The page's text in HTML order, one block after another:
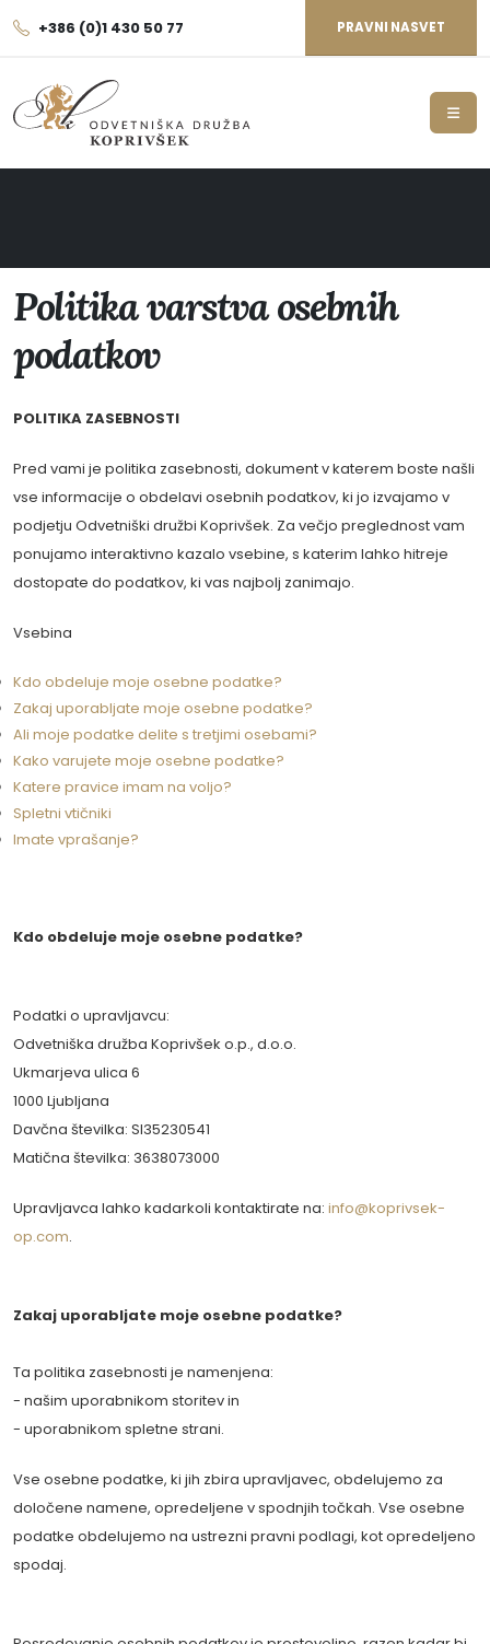
+386 (0)1 430 50 77 PRAVNI NASVET
Politika varstva osebnih
podatkov
POLITIKA ZASEBNOSTI
Pred vami je politika zasebnosti, dokument v katerem boste našli
vse informacije o obdelavi osebnih podatkov, ki jo izvajamo v
podjetju Odvetniški družbi Koprivšek. Za večjo preglednost vam
ponujamo interaktivno kazalo vsebine, s katerim lahko hitreje
dostopate do podatkov, ki vas najbolj zanimajo.
Vsebina
Kdo obdeluje moje osebne podatke?
Zakaj uporabljate moje osebne podatke?
Ali moje podatke delite s tretjimi osebami?
Kako varujete moje osebne podatke?
Katere pravice imam na voljo?
Spletni vtičniki
Imate vprašanje?
Kdo obdeluje moje osebne podatke?
Podatki o upravljavcu:
Odvetniška družba Koprivšek o.p., d.o.o.
Ukmarjeva ulica 6
1000 Ljubljana
Davčna številka: SI35230541
Matična številka: 3638073000
Upravljavca lahko kadarkoli kontaktirate na: info@koprivsek-
op.com.
Zakaj uporabljate moje osebne podatke?
Ta politika zasebnosti je namenjena:
- našim uporabnikom storitev in
- uporabnikom spletne strani.
Vse osebne podatke, ki jih zbira upravljavec, obdelujemo za
določene namene, opredeljene v spodnjih točkah. Vse osebne
podatke obdelujemo na ustrezni pravni podlagi, kot opredeljeno
spodaj.